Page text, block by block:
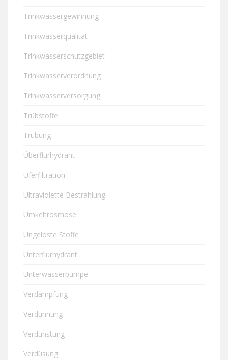
Trinkwassergewinnung
Trinkwasserqualität
Trinkwasserschutzgebiet
Trinkwasserverordnung
Trinkwasserversorgung
Trübstoffe
Trübung
Überflurhydrant
Uferfiltration
Ultraviolette Bestrahlung
Umkehrosmose
Ungelöste Stoffe
Unterflurhydrant
Unterwasserpumpe
Verdampfung
Verdünnung
Verdunstung
Verdüsung